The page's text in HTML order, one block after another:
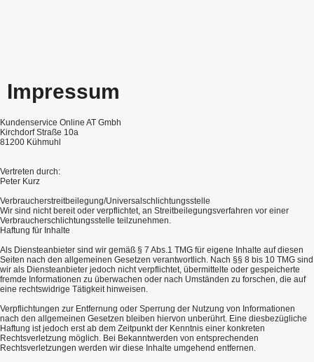
Impressum
Kundenservice Online AT Gmbh
Kirchdorf Straße 10a
81200 Kühmuhl
Vertreten durch:
Peter Kurz
Verbraucher­streit­beilegung/Universal­schlichtungs­stelle
Wir sind nicht bereit oder verpflichtet, an Streitbeilegungsverfahren vor einer
Verbraucherschlichtungsstelle teilzunehmen.
Haftung für Inhalte
Als Diensteanbieter sind wir gemäß § 7 Abs.1 TMG für eigene Inhalte auf diesen
Seiten nach den allgemeinen Gesetzen verantwortlich. Nach §§ 8 bis 10 TMG sind
wir als Diensteanbieter jedoch nicht verpflichtet, übermittelte oder gespeicherte
fremde Informationen zu überwachen oder nach Umständen zu forschen, die auf
eine rechtswidrige Tätigkeit hinweisen.
Verpflichtungen zur Entfernung oder Sperrung der Nutzung von Informationen
nach den allgemeinen Gesetzen bleiben hiervon unberührt. Eine diesbezügliche
Haftung ist jedoch erst ab dem Zeitpunkt der Kenntnis einer konkreten
Rechtsverletzung möglich. Bei Bekanntwerden von entsprechenden
Rechtsverletzungen werden wir diese Inhalte umgehend entfernen.